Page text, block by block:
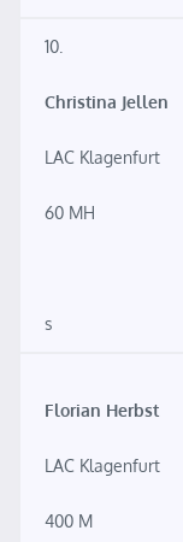
10.
Christina Jellen
LAC Klagenfurt
60 MH
s
Florian Herbst
LAC Klagenfurt
400 M